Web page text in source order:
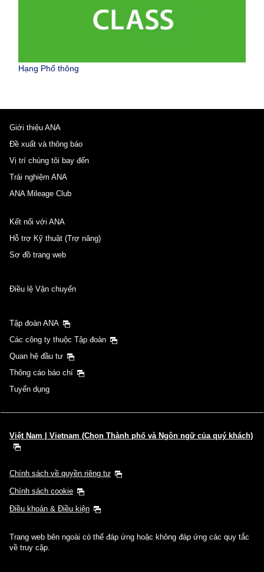
Hạng Phổ thông
Giới thiệu ANA
Đề xuất và thông báo
Vị trí chúng tôi bay đến
Trải nghiệm ANA
ANA Mileage Club
Kết nối với ANA
Hỗ trợ Kỹ thuật (Trợ năng)
Sơ đồ trang web
Điều lệ Vận chuyển
Tập đoàn ANA
Các công ty thuộc Tập đoàn
Quan hệ đầu tư
Thông cáo báo chí
Tuyển dụng
Việt Nam | Vietnam (Chọn Thành phố và Ngôn ngữ của quý khách)
Chính sách về quyền riêng tư
Chính sách cookie
Điều khoản & Điều kiện
Trang web bên ngoài có thể đáp ứng hoặc không đáp ứng các quy tắc
về truy cập.